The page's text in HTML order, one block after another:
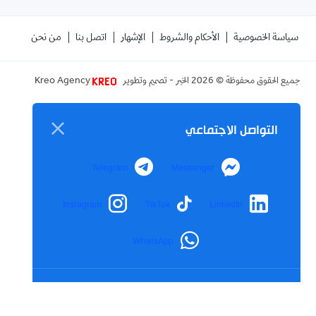
سياسة الخصوصية الأحكام والشروط الإشهار اتصل بنا من نحن
جميع الحقوق محفوظة © 2026 الخبر - تصميم وتطوير Kreo Agency
التواصل الاجتماعي
Messenger
Telegram
LinkedIn
TikTok
Instagram
WhatsApp